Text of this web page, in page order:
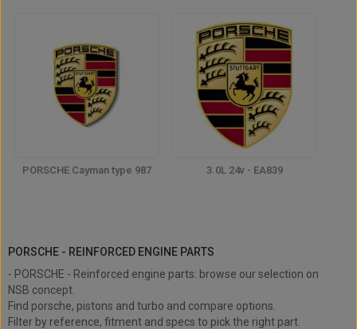
PORSCHE Cayman type 987 3.0L 24v - EA839
PORSCHE - REINFORCED ENGINE PARTS
- PORSCHE - Reinforced engine parts: browse our selection on
NSB concept.
Find porsche, pistons and turbo and compare options.
Filter by reference, fitment and specs to pick the right part.